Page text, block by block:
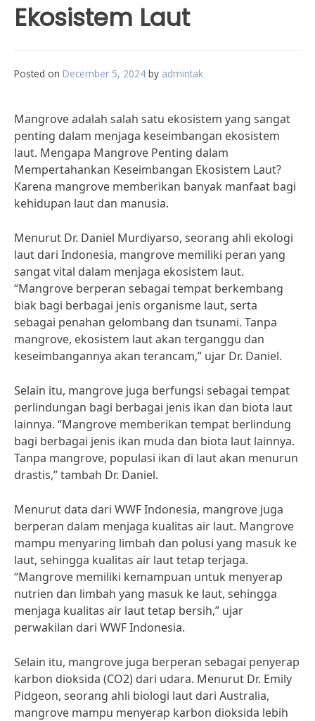
Ekosistem Laut
Posted on December 5, 2024 by admintak
Mangrove adalah salah satu ekosistem yang sangat
penting dalam menjaga keseimbangan ekosistem
laut. Mengapa Mangrove Penting dalam
Mempertahankan Keseimbangan Ekosistem Laut?
Karena mangrove memberikan banyak manfaat bagi
kehidupan laut dan manusia.
Menurut Dr. Daniel Murdiyarso, seorang ahli ekologi
laut dari Indonesia, mangrove memiliki peran yang
sangat vital dalam menjaga ekosistem laut.
“Mangrove berperan sebagai tempat berkembang
biak bagi berbagai jenis organisme laut, serta
sebagai penahan gelombang dan tsunami. Tanpa
mangrove, ekosistem laut akan terganggu dan
keseimbangannya akan terancam,” ujar Dr. Daniel.
Selain itu, mangrove juga berfungsi sebagai tempat
perlindungan bagi berbagai jenis ikan dan biota laut
lainnya. “Mangrove memberikan tempat berlindung
bagi berbagai jenis ikan muda dan biota laut lainnya.
Tanpa mangrove, populasi ikan di laut akan menurun
drastis,” tambah Dr. Daniel.
Menurut data dari WWF Indonesia, mangrove juga
berperan dalam menjaga kualitas air laut. Mangrove
mampu menyaring limbah dan polusi yang masuk ke
laut, sehingga kualitas air laut tetap terjaga.
“Mangrove memiliki kemampuan untuk menyerap
nutrien dan limbah yang masuk ke laut, sehingga
menjaga kualitas air laut tetap bersih,” ujar
perwakilan dari WWF Indonesia.
Selain itu, mangrove juga berperan sebagai penyerap
karbon dioksida (CO2) dari udara. Menurut Dr. Emily
Pidgeon, seorang ahli biologi laut dari Australia,
mangrove mampu menyerap karbon dioksida lebih